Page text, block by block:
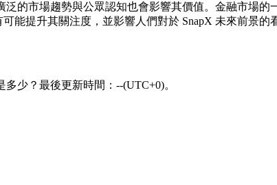
泛的市場趨勢與公眾認知也會影響其價值。金融市場
能提升其關注度，並影響人們對於 SnapX 未來前景
少？最後更新時間：--(UTC+0)。